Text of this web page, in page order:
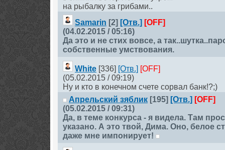
на рыбалку за грибами..
Samarin [2] [Отв.] [OFF]
(04.02.2015 / 05:16)
Да это и не стих вовсе, а
собственные умствования.
White [336] [Отв.] [OFF]
(05.02.2015 / 09:19)
Ну и кто в конечном счете сорвал банк!?;)
Апрельский зяблик [195] [Отв.] [OFF]
(05.02.2015 / 09:31)
Да, в теме конкурса - я видела. Там
указано. А это твой, Дима. Оно, белое
даже мне импонирует!